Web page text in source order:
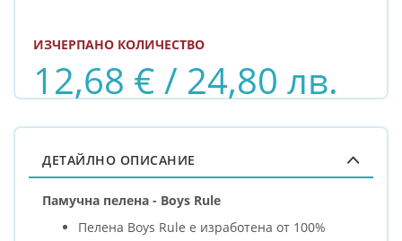
12,68 € / 24,80 лв.
ИЗЧЕРПАНО КОЛИЧЕСТВО
ДЕТАЙЛНО ОПИСАНИЕ
Памучна пелена - Boys Rule
Пелена Boys Rule е изработена от 100%